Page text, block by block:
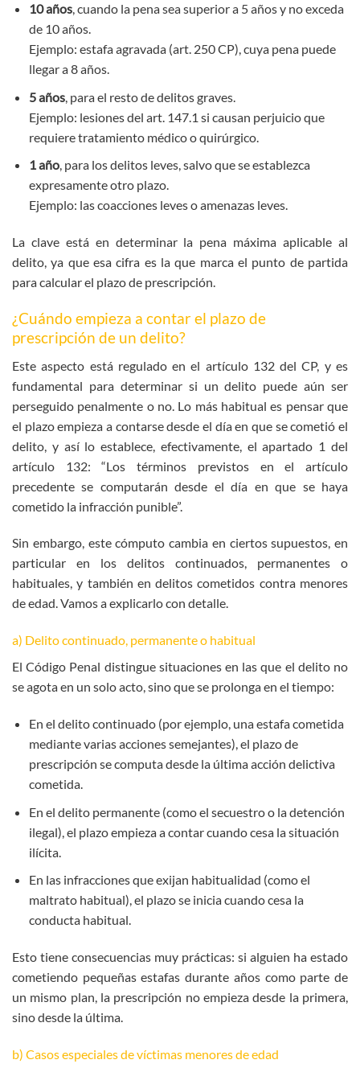
10 años, cuando la pena sea superior a 5 años y no exceda
de 10 años.
Ejemplo: estafa agravada (art. 250 CP), cuya pena puede
llegar a 8 años.
5 años, para el resto de delitos graves.
Ejemplo: lesiones del art. 147.1 si causan perjuicio que
requiere tratamiento médico o quirúrgico.
1 año, para los delitos leves, salvo que se establezca
expresamente otro plazo.
Ejemplo: las coacciones leves o amenazas leves.
La clave está en determinar la pena máxima aplicable al
delito, ya que esa cifra es la que marca el punto de partida
para calcular el plazo de prescripción.
¿Cuándo empieza a contar el plazo de
prescripción de un delito?
Este aspecto está regulado en el artículo 132 del CP, y es
fundamental para determinar si un delito puede aún ser
perseguido penalmente o no. Lo más habitual es pensar que
el plazo empieza a contarse desde el día en que se cometió el
delito, y así lo establece, efectivamente, el apartado 1 del
artículo 132: “Los términos previstos en el artículo
precedente se computarán desde el día en que se haya
cometido la infracción punible”.
Sin embargo, este cómputo cambia en ciertos supuestos, en
particular en los delitos continuados, permanentes o
habituales, y también en delitos cometidos contra menores
de edad. Vamos a explicarlo con detalle.
a) Delito continuado, permanente o habitual
El Código Penal distingue situaciones en las que el delito no
se agota en un solo acto, sino que se prolonga en el tiempo:
En el delito continuado (por ejemplo, una estafa cometida
mediante varias acciones semejantes), el plazo de
prescripción se computa desde la última acción delictiva
cometida.
En el delito permanente (como el secuestro o la detención
ilegal), el plazo empieza a contar cuando cesa la situación
ilícita.
En las infracciones que exijan habitualidad (como el
maltrato habitual), el plazo se inicia cuando cesa la
conducta habitual.
Esto tiene consecuencias muy prácticas: si alguien ha estado
cometiendo pequeñas estafas durante años como parte de
un mismo plan, la prescripción no empieza desde la primera,
sino desde la última.
b) Casos especiales de víctimas menores de edad